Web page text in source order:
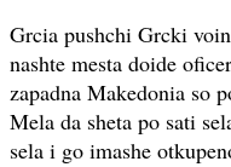
Grcia pushchi Grcki
nashte mesta doide
zapadna Makedonia so
Mela da sheta po sati
sela i go imashe